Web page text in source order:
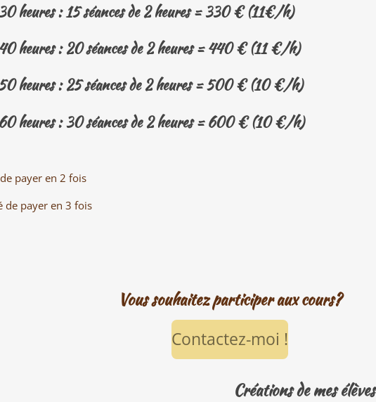
heures : 15 séances de 2 heures = 330 € (11€/h)
heures : 20 séances de 2 heures = 440 € (11 €/h)
heures : 25 séances de 2 heures = 500 € (10 €/h)
heures : 30 séances de 2 heures = 600 € (10 €/h)
payer en 2 fois
payer en 3 fois
Vous souhaitez participer aux cours?
Contactez-moi !
Créations de mes élèves